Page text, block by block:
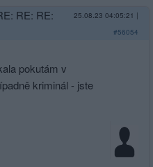
RE: RE:
25.08.23 04:05:21 |
#56054
pokutám v
kriminál - jste